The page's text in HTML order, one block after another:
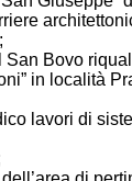
Bovo
in località
lavori di